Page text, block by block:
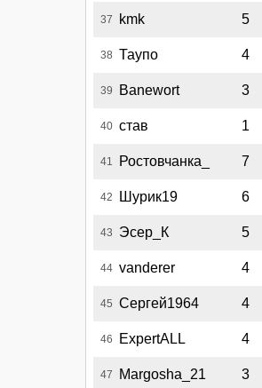
37 kmk 5
38 Таупо 4
39 Banewort 3
40 став 1
41 Ростовчанка_ 7
42 Шурик19 6
43 Эсер_К 5
44 vanderer 4
45 Сергей1964 4
46 ExpertALL 4
47 Margosha_21 3